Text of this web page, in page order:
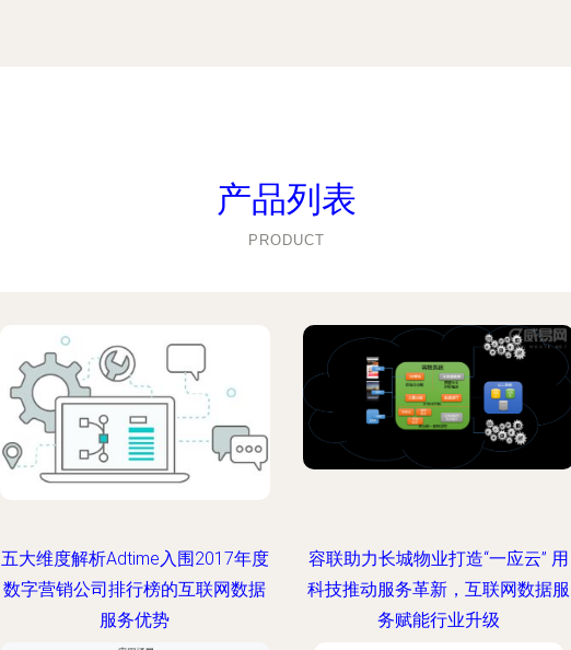
产品列表
PRODUCT
五大维度解析Adtime入围2017年度
数字营销公司排行榜的互联网数据
服务优势
容联助力长城物业打造“一应云” 用
科技推动服务革新，互联网数据服
务赋能行业升级